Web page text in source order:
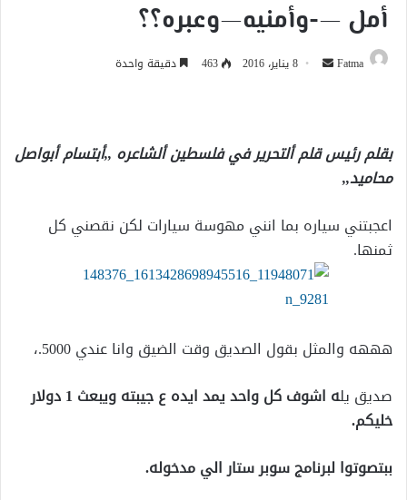
أمل —-وأمنيه—وعبره؟؟
Fatma
أرسل 8 يناير، 2016 463 دقيقة واحدة
بقلم رئيس قلم ألتحرير في فلسطين ألشاعره ,,أبتسام أبواصل
محاميد,,
اعجبتني سياره بما انني مهوسة سيارات لكن نقصني كل
ثمنها.
هههه والمثل بقول الصديق وقت الضيق وانا عندي 5000.،
صديق يل
ه اشوف كل واحد يمد ايده ع جيبته ويبعث 1 دولار
خليكم.
ببتصوتوا لبرنامج سوبر ستار الي مدخوله.